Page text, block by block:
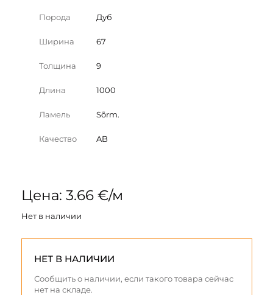
Порода Дуб
Ширина 67
Толщина 9
Длина 1000
Ламель Sõrm.
Качество AB
Цена: 3.66 €/м
Нет в наличии
НЕТ В НАЛИЧИИ
Сообщить о наличии, если такого товара сейчас
нет на складе.